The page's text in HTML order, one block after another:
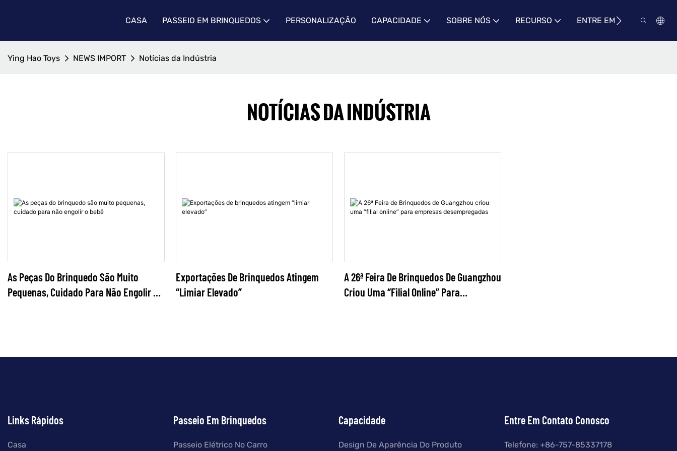
CASA PASSEIO EM BRINQUEDOS PERSONALIZAÇÃO CAPACIDADE SOBRE NÓS RECURSO ENTRE EM CONTATO
Ying Hao Toys NEWS IMPORT Notícias da Indústria
NOTÍCIAS DA INDÚSTRIA
As Peças Do Brinquedo São Muito
Pequenas, Cuidado Para Não Engolir O
Exportações De Brinquedos Atingem
“limiar Elevado”
A 26ª Feira De Brinquedos De Guangzhou
Criou Uma “filial Online” Para
Links Rápidos
Casa
Passeio Em Brinquedos
Passeio Elétrico No Carro
Capacidade
Design De Aparência Do Produto
Entre Em Contato Conosco
Telefone: +86-757-85337178